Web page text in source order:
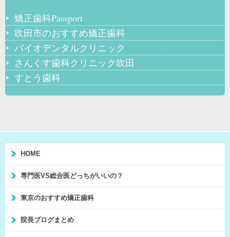
矯正歯科Passport
吹田市のおすすめ矯正歯科
バイオデンタルクリニック
さんくす歯科クリニック吹田
すとう歯科
HOME
専門医VS総合医どっちがいいの？
東京のおすすめ矯正歯科
院長ブログまとめ